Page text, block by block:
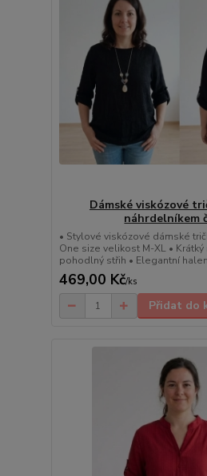
Dámské viskózové
náhrdelníkem
• Stylové viskózové dámské
One size velikost M-XL • Krátký
pohodlný střih • Elegantní
469,00 Kč/ks
Přidat do